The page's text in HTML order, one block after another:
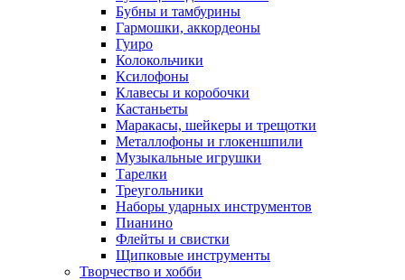
Бубны и тамбурины
Гармошки, аккордеоны
Гуиро
Колокольчики
Ксилофоны
Клавесы и коробочки
Кастаньеты
Маракасы, шейкеры и трещотки
Металлофоны и глокеншпили
Музыкальные игрушки
Тарелки
Треугольники
Наборы ударных инструментов
Пианино
Флейты и свистки
Щипковые инструменты
Творчество и хобби